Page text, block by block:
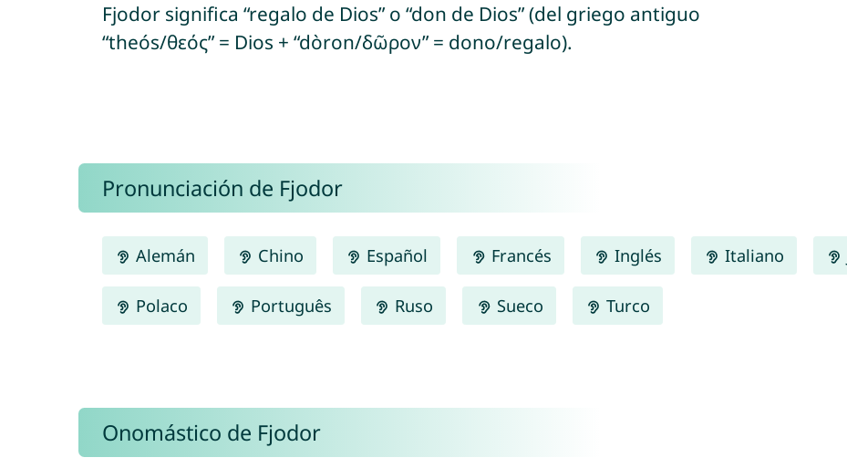
Fjodor significa “regalo de Dios” o “don de Dios” (del griego antiguo
“theós/θεός” = Dios + “dòron/δῶρον” = dono/regalo).
Pronunciación de Fjodor
Alemán Chino Español Francés Inglés Italiano
Polaco Português Ruso Sueco Turco
Onomástico de Fjodor